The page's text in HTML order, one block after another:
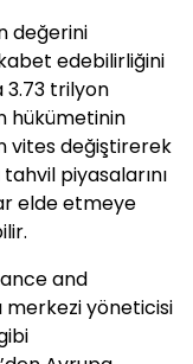
değerini
edebilirliğini
3.73 trilyon
hükümetinin
vites değiştirerek
piyasalarını
elde etmeye
and
merkezi yöneticisi